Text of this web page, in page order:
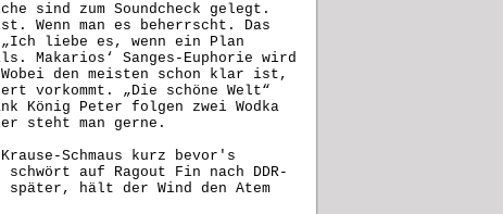
sind zum Soundcheck gelegt.
Wenn man es beherrscht. Das
liebe es, wenn ein Plan
Makarios‘ Sanges-Euphorie wird
den meisten schon klar ist,
vorkommt. „Die schöne Welt“
König Peter folgen zwei Wodka
steht man gerne.
Schmaus kurz bevor's
auf Ragout Fin nach DDR-
später, hält der Wind den Atem